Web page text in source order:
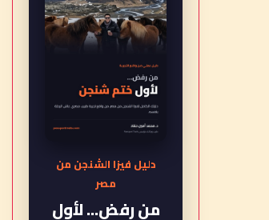
دليل فيزا الشنجن من
مصر
من رفض... لأول